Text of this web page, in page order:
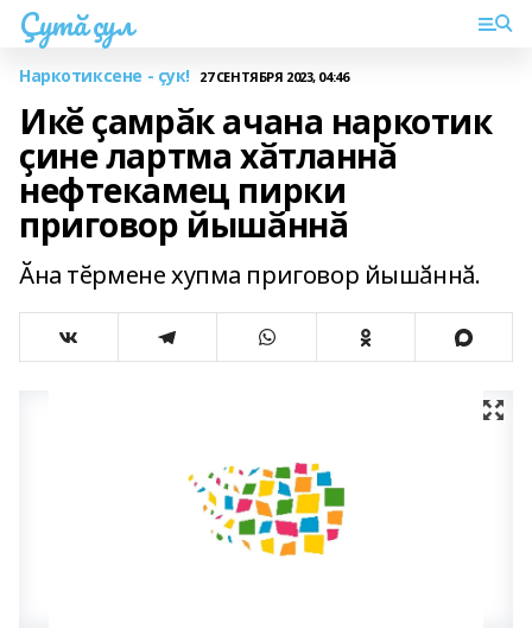
Çутă çул
Наркотиксене - çук! 27 СЕНТЯБРЯ 2023, 04:46
Икӗ ҫамрӑк ачана наркотик
ҫине лартма хӑтланнӑ
нефтекамец пирки
приговор йышӑннӑ
Ӑна тӗрмене хупма приговор йышӑннӑ.